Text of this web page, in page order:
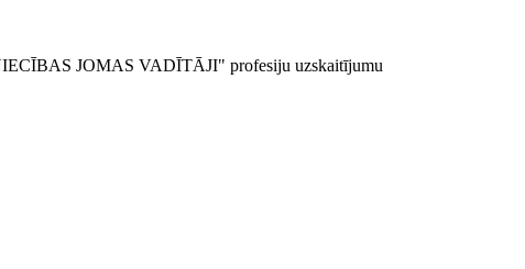
JOMAS VADĪTĀJI" profesiju uzskaitījumu